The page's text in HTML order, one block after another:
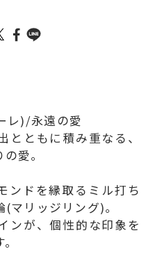
レ)/永遠の愛
ともに積み重なる、
愛。
ンドを縁取るミル打ち
マリッジリング)。
ンが、個性的な印象を